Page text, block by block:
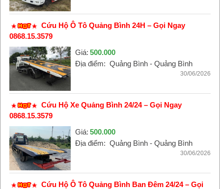
Cứu Hộ Ô Tô Quảng Bình 24H – Gọi Ngay
0868.15.3579
Giá: 500.000
Địa điểm: Quảng Bình - Quảng Bình
30/06/2026
Cứu Hộ Xe Quảng Bình 24/24 – Gọi Ngay
0868.15.3579
Giá: 500.000
Địa điểm: Quảng Bình - Quảng Bình
30/06/2026
Cứu Hộ Ô Tô Quảng Bình Ban Đêm 24/24 – Gọi